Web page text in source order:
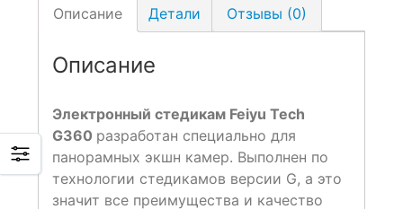
Описание Детали Отзывы (0)
Описание
Электронный стедикам Feiyu Tech
G360 разработан специально для
панорамных экшн камер. Выполнен по
технологии стедикамов версии G, а это
значит все преимущества и качество